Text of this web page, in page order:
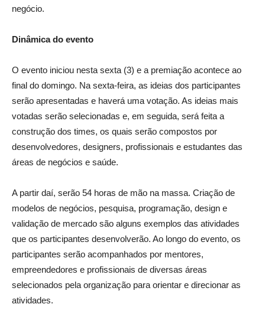
negócio.
Dinâmica do evento
O evento iniciou nesta sexta (3) e a premiação acontece ao
final do domingo. Na sexta-feira, as ideias dos participantes
serão apresentadas e haverá uma votação. As ideias mais
votadas serão selecionadas e, em seguida, será feita a
construção dos times, os quais serão compostos por
desenvolvedores, designers, profissionais e estudantes das
áreas de negócios e saúde.
A partir daí, serão 54 horas de mão na massa. Criação de
modelos de negócios, pesquisa, programação, design e
validação de mercado são alguns exemplos das atividades
que os participantes desenvolverão. Ao longo do evento, os
participantes serão acompanhados por mentores,
empreendedores e profissionais de diversas áreas
selecionados pela organização para orientar e direcionar as
atividades.